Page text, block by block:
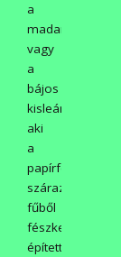
a
madarakról,
vagy
a
bájos
kisleány,
aki
a
papírfecskéjének
száraz
fűből
fészket
épített